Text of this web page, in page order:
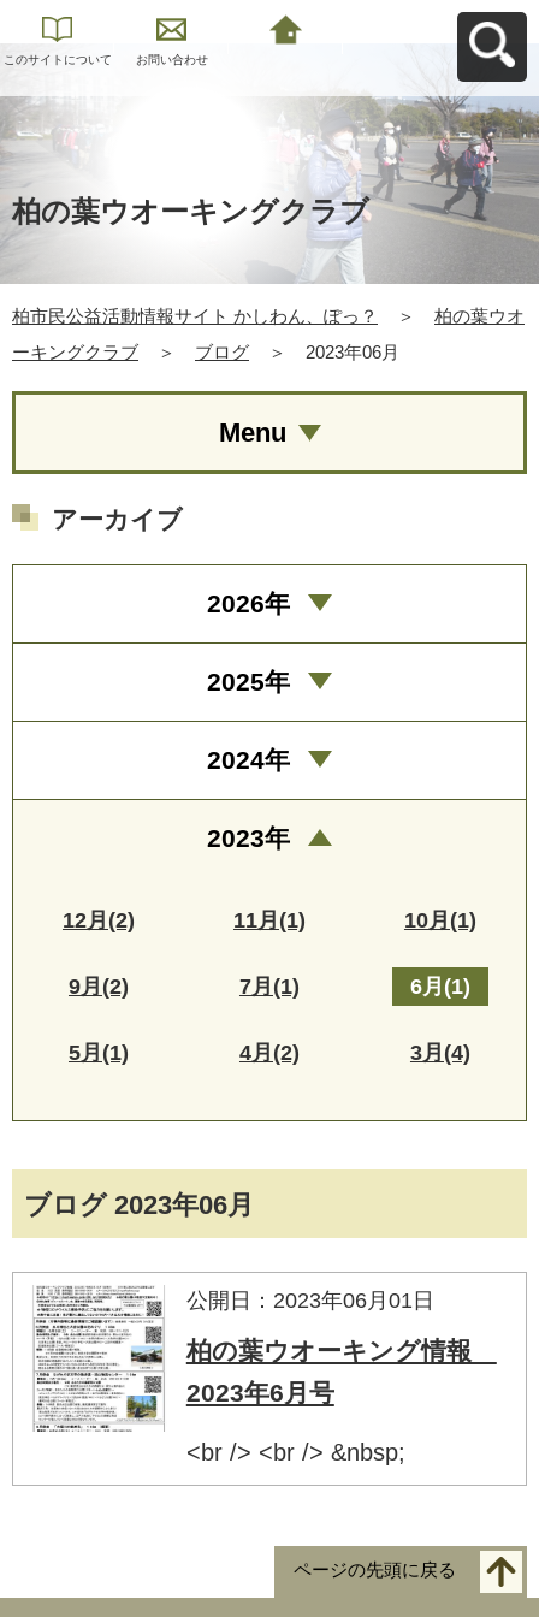
このサイトについて お問い合わせ
柏の葉ウオーキングクラブ
柏市民公益活動情報サイト かしわん、ぽっ？ ＞
柏の葉ウオ
ーキングクラブ
＞ ブログ ＞ 2023年06月
ブログ 2023年06月
公開日：2023年06月01日
柏の葉ウオーキング情報
2023年6月号
<br /> <br /> &nbsp;
Menu
アーカイブ
2026年
2025年
2024年
2023年
12月(2) 11月(1) 10月(1)
9月(2) 7月(1) 6月(1)
5月(1) 4月(2) 3月(4)
ページの先頭に戻る